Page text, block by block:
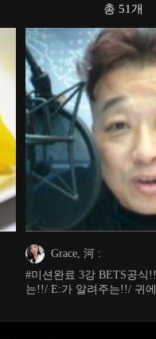
총 51 개
Grace, 河 :
#미션완료 3강 BETS공식
는!!/ E:가 알려주는!!/ 귀